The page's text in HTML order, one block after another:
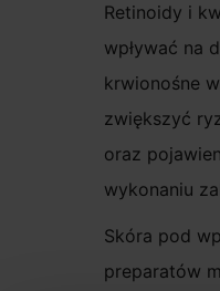
Retinoidy i
wpływać na
krwionośne
zwiększyć
oraz
wykonaniu
Skóra pod
preparatów